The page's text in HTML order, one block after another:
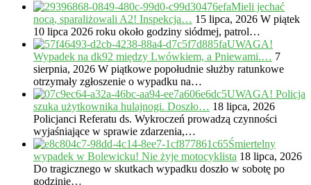
Mieli jechać
nocą, sparaliżowali A2! Inspekcja… 15 lipca, 2026 W piątek
10 lipca 2026 roku około godziny siódmej, patrol…
UWAGA!
Wypadek na dk92 między Lwówkiem, a Pniewami.… 7
sierpnia, 2026 W piątkowe popołudnie służby ratunkowe
otrzymały zgłoszenie o wypadku na…
UWAGA! Policja
szuka użytkownika hulajnogi. Doszło… 18 lipca, 2026
Policjanci Referatu ds. Wykroczeń prowadzą czynności
wyjaśniające w sprawie zdarzenia,…
Śmiertelny
wypadek w Bolewicku! Nie żyje motocyklista 18 lipca, 2026
Do tragicznego w skutkach wypadku doszło w sobotę po
godzinie…